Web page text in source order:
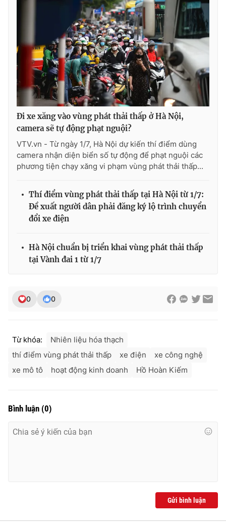
Đi xe xăng vào vùng phát thải thấp ở Hà Nội,
camera sẽ tự động phạt nguội?
VTV.vn - Từ ngày 1/7, Hà Nội dự kiến thí điểm dùng
camera nhận diện biển số tự động để phạt nguội các
phương tiện chạy xăng vi phạm vùng phát thải thấp...
Thí điểm vùng phát thải thấp tại Hà Nội từ 1/7:
Đề xuất người dân phải đăng ký lộ trình chuyển
đổi xe điện
Hà Nội chuẩn bị triển khai vùng phát thải thấp
tại Vành đai 1 từ 1/7
0 0
Từ khóa:
Nhiên liệu hóa thạch
thí điểm vùng phát thải thấp
xe điện
xe công nghệ
xe mô tô
hoạt động kinh doanh Hồ Hoàn Kiếm
Bình luận (0)
Gửi bình luận